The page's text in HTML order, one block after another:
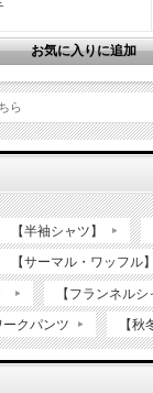
ら
【半袖シャツ】
【サーマル・ワッフル】
【フランネルシ
ークパンツ 【秋